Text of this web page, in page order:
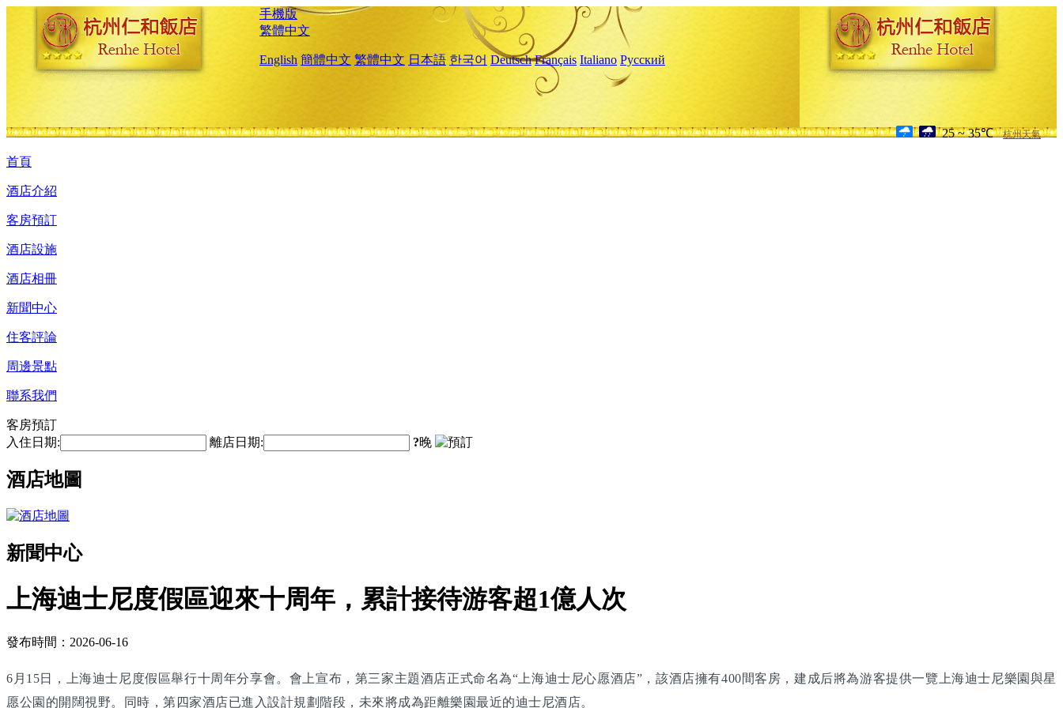
手機版
繁體中文
English 簡體中文 繁體中文 日本語 한국어 Deutsch Français Italiano Русский
25 ~ 35℃ 杭州天氣
首頁
酒店介紹
客房預訂
酒店設施
酒店相冊
新聞中心
住客評論
周邊景點
聯系我們
客房預訂
入住日期:
離店日期: ?晚
酒店地圖
新聞中心
上海迪士尼度假區迎來十周年，累計接待游客超1億人次
發布時間：2026-06-16
6月15日，上海迪士尼度假區舉行十周年分享會。會上宣布，第三家主題酒店正式命名為“上海迪士尼心愿酒店”，該酒店擁有400間客房，建成后將為游客提供一覽上海迪士尼樂園與星
愿公園的開闊視野。同時，第四家酒店已進入設計規劃階段，未來將成為距離樂園最近的迪士尼酒店。